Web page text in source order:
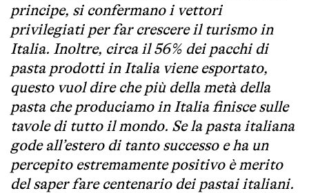
principe, si confermano i vettori
privilegiati per far crescere il turismo in
Italia. Inoltre, circa il 56% dei pacchi di
pasta prodotti in Italia viene esportato,
questo vuol dire che più della metà della
pasta che produciamo in Italia finisce sulle
tavole di tutto il mondo. Se la pasta italiana
gode all’estero di tanto successo e ha un
percepito estremamente positivo è merito
del saper fare centenario dei pastai italiani.